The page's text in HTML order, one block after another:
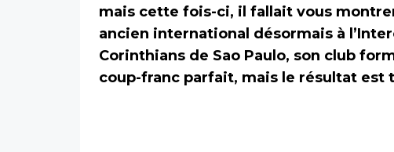
mais cette fois-ci, il fallait vous
ancien international désormais à
Corinthians de Sao Paulo, son club
coup-franc parfait, mais le résultat est